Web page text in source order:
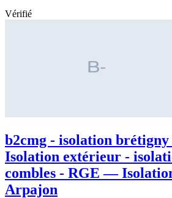
Vérifié
b2cmg - isolation
Isolation extérieur -
combles - RGE —
Arpajon